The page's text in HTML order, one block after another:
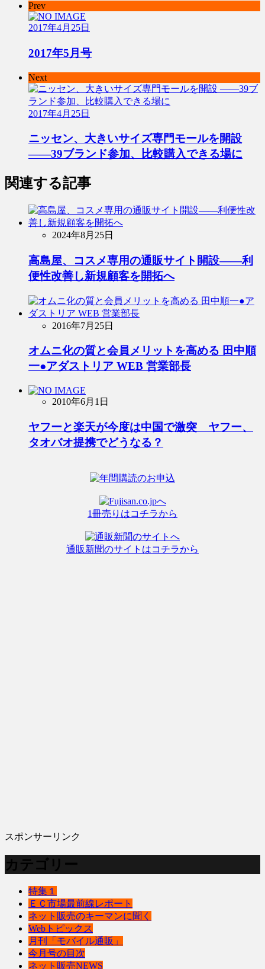
Prev
2017年4月25日
2017年5月号
Next
2017年4月25日
ニッセン、大きいサイズ専門モールを開設
――39ブランド参加、比較購入できる場に
関連する記事
2024年8月25日
高島屋、コスメ専用の通販サイト開設――利
便性改善し新規顧客を開拓へ
2016年7月25日
オムニ化の質と会員メリットを高める 田中順
一●アダストリア WEB 営業部長
2010年6月1日
ヤフーと楽天が今度は中国で激突 ヤフー、
タオバオ提携でどうなる？
1冊売りはコチラから
通販新聞のサイトはコチラから
スポンサーリンク
カテゴリー
特集１
ＥＣ市場最前線レポート
ネット販売のキーマンに聞く
Webトピックス
月刊「モバイル通販」
今月号の目次
ネット販売NEWS